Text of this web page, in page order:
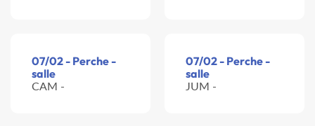
07/02 - Perche -
salle
CAM -
07/02 - Perche -
salle
JUM -